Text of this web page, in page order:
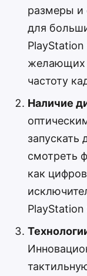
размеры и
для
PlayStation
желающих
частоту
Наличие
запускать
смотреть
как
PlayStation